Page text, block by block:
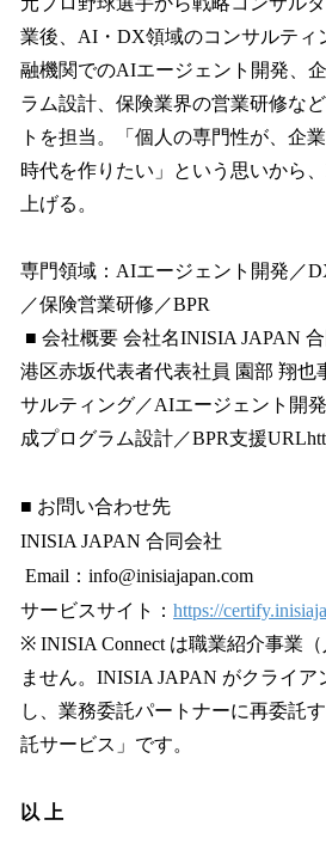
業後、AI・DX領域のコンサルティ
融機関でのAIエージェント開発、
ラム設計、保険業界の営業研修な
トを担当。「個人の専門性が、企
時代を作りたい」という思いから
上げる。
専門領域：AIエージェント開発／
／保険営業研修／BPR
■ 会社概要 会社名INISIA JAPAN
港区赤坂代表者代表社員 園部 翔也
サルティング／AIエージェント開
成プログラム設計／BPR支援
■ お問い合わせ先
INISIA JAPAN 合同会社
Email：info@inisiajapan.com
サービスサイト： https://
※ INISIA Connect は職業紹介事業
ません。INISIA JAPAN がクライ
し、業務委託パートナーに再委託
託サービス」です。
以 上